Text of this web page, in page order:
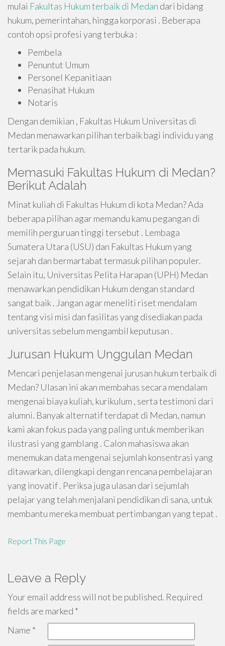
mulai Fakultas Hukum terbaik di Medan dari bidang
hukum, pemerintahan, hingga korporasi . Beberapa
contoh opsi profesi yang terbuka :
Pembela
Penuntut Umum
Personel Kepanitiaan
Penasihat Hukum
Notaris
Dengan demikian , Fakultas Hukum Universitas di
Medan menawarkan pilihan terbaik bagi individu yang
tertarik pada hukum.
Memasuki Fakultas Hukum di Medan?
Berikut Adalah
Minat kuliah di Fakultas Hukum di kota Medan? Ada
beberapa pilihan agar memandu kamu pegangan di
memilih perguruan tinggi tersebut . Lembaga
Sumatera Utara (USU) dan Fakultas Hukum yang
sejarah dan bermartabat termasuk pilihan populer.
Selain itu, Universitas Pelita Harapan (UPH) Medan
menawarkan pendidikan Hukum dengan standard
sangat baik . Jangan agar meneliti riset mendalam
tentang visi misi dan fasilitas yang disediakan pada
universitas sebelum mengambil keputusan .
Jurusan Hukum Unggulan Medan
Mencari penjelasan mengenai jurusan hukum terbaik di
Medan? Ulasan ini akan membahas secara mendalam
mengenai biaya kuliah, kurikulum , serta testimoni dari
alumni. Banyak alternatif terdapat di Medan, namun
kami akan fokus pada yang paling untuk memberikan
ilustrasi yang gamblang . Calon mahasiswa akan
menemukan data mengenai sejumlah konsentrasi yang
ditawarkan, dilengkapi dengan rencana pembelajaran
yang inovatif . Periksa juga ulasan dari sejumlah
pelajar yang telah menjalani pendidikan di sana, untuk
membantu mereka membuat pertimbangan yang tepat .
Report This Page
Leave a Reply
Your email address will not be published. Required
fields are marked *
Name *